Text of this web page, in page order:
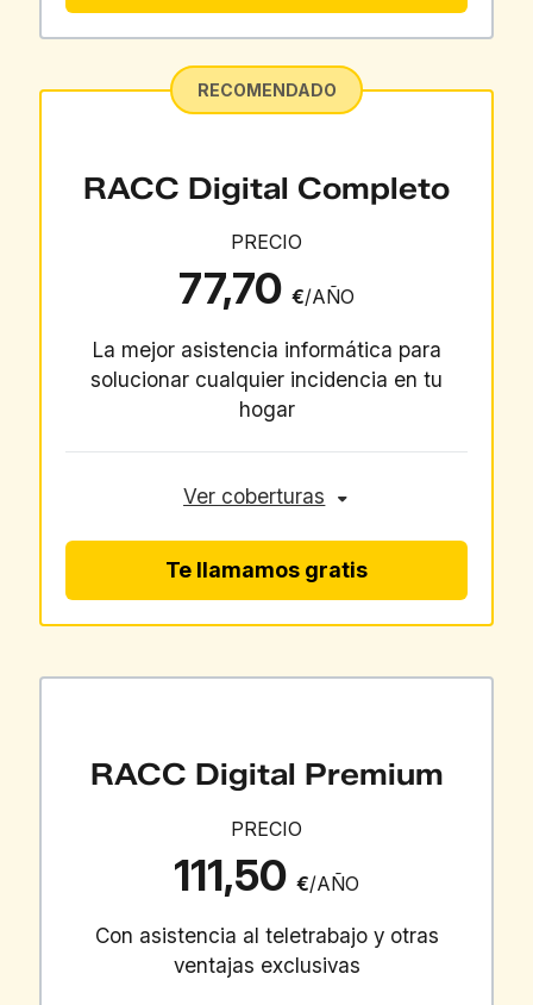
RECOMENDADO
RACC Digital Completo
PRECIO
77,70 €/AÑO
La mejor asistencia informática para
solucionar cualquier incidencia en tu
hogar
Ver coberturas
Te llamamos gratis
RACC Digital Premium
PRECIO
111,50 €/AÑO
Con asistencia al teletrabajo y otras
ventajas exclusivas